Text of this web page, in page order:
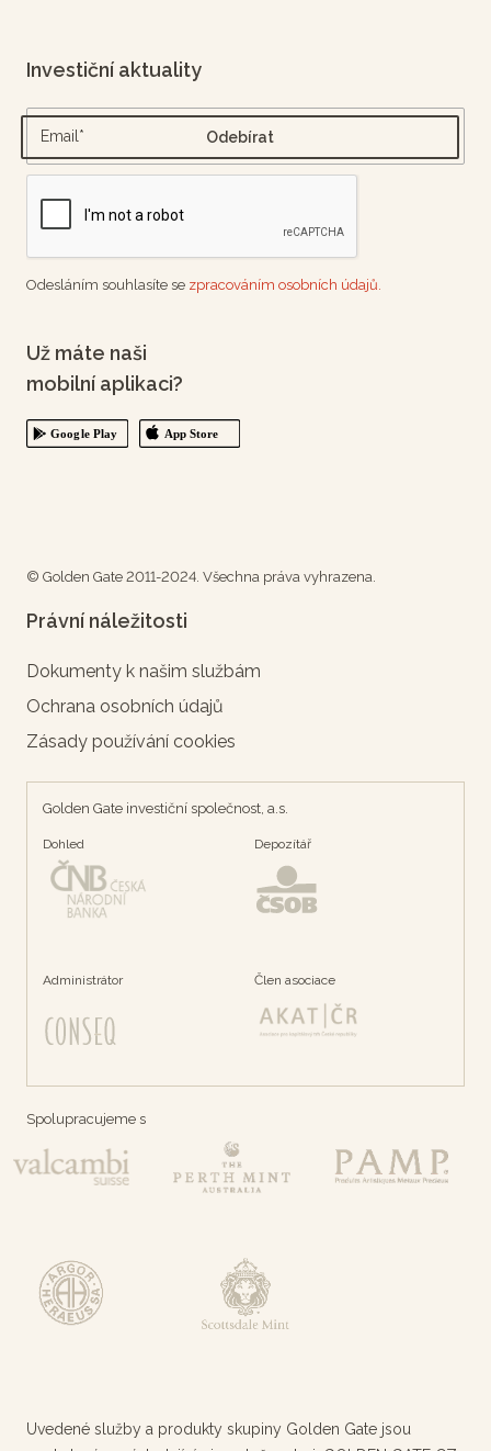
Investiční aktuality
Odesláním souhlasíte se zpracováním osobních údajů.
Už máte naši
mobilní aplikaci?
© Golden Gate 2011-2024. Všechna práva vyhrazena.
Právní náležitosti
Dokumenty k našim službám
Ochrana osobních údajů
Zásady používání cookies
Golden Gate investiční společnost, a.s.
Dohled Depozítář
Administrátor Člen asociace
Spolupracujeme s
Uvedené služby a produkty skupiny Golden Gate jsou